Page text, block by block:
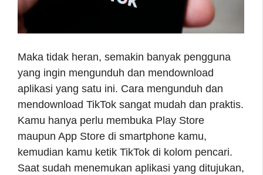
Maka tidak heran, semakin banyak pengguna
yang ingin mengunduh dan mendownload
aplikasi yang satu ini. Cara mengunduh dan
mendownload TikTok sangat mudah dan praktis.
Kamu hanya perlu membuka Play Store
maupun App Store di smartphone kamu,
kemudian kamu ketik TikTok di kolom pencari.
Saat sudah menemukan aplikasi yang ditujukan,